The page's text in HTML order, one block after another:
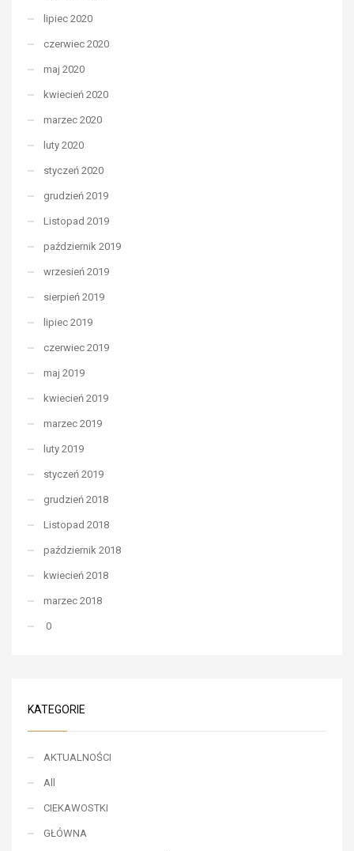
lipiec 2020
czerwiec 2020
maj 2020
kwiecień 2020
marzec 2020
luty 2020
styczeń 2020
grudzień 2019
Listopad 2019
październik 2019
wrzesień 2019
sierpień 2019
lipiec 2019
czerwiec 2019
maj 2019
kwiecień 2019
marzec 2019
luty 2019
styczeń 2019
grudzień 2018
Listopad 2018
październik 2018
kwiecień 2018
marzec 2018
0
KATEGORIE
AKTUALNOŚCI
All
CIEKAWOSTKI
GŁÓWNA